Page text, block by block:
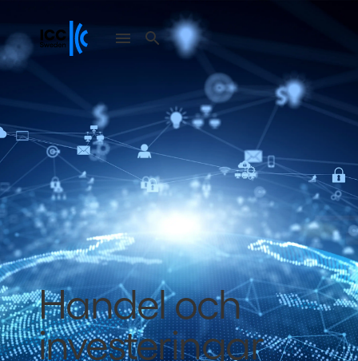
Handel och
investeringar